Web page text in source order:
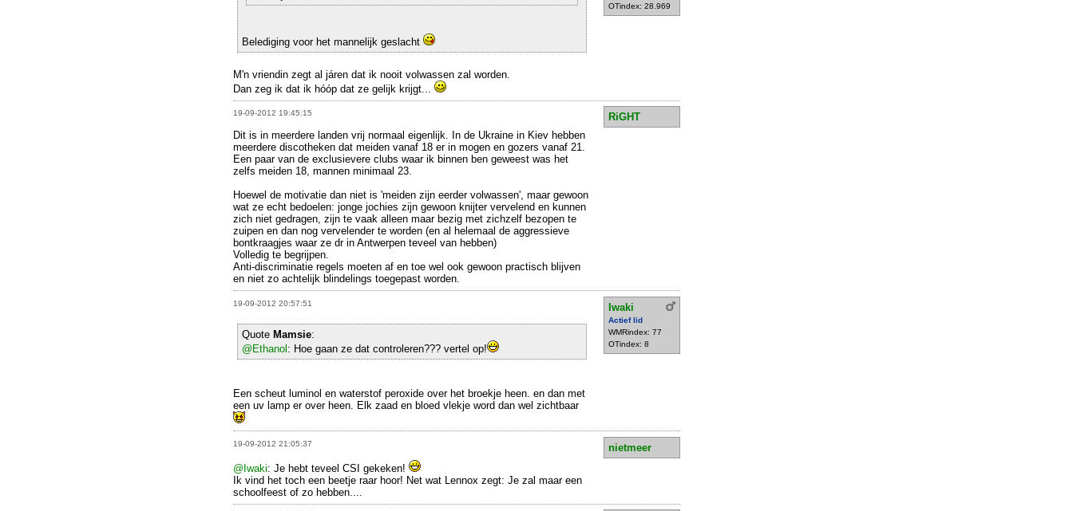
OTindex: 28.969
Belediging voor het mannelijk geslacht
M'n vriendin zegt al járen dat ik nooit volwassen zal worden.
Dan zeg ik dat ik hóóp dat ze gelijk krijgt...
19-09-2012 19:45:15
RiGHT
Dit is in meerdere landen vrij normaal eigenlijk. In de Ukraine in Kiev hebben
meerdere discotheken dat meiden vanaf 18 er in mogen en gozers vanaf 21.
Een paar van de exclusievere clubs waar ik binnen ben geweest was het
zelfs meiden 18, mannen minimaal 23.
Hoewel de motivatie dan niet is 'meiden zijn eerder volwassen', maar gewoon
wat ze echt bedoelen: jonge jochies zijn gewoon knijter vervelend en kunnen
zich niet gedragen, zijn te vaak alleen maar bezig met zichzelf bezopen te
zuipen en dan nog vervelender te worden (en al helemaal de aggressieve
bontkraagjes waar ze dr in Antwerpen teveel van hebben)
Volledig te begrijpen.
Anti-discriminatie regels moeten af en toe wel ook gewoon practisch blijven
en niet zo achtelijk blindelings toegepast worden.
19-09-2012 20:57:51 Iwaki
Actief lid
WMRindex: 77
OTindex: 8
Quote Mamsie:
@Ethanol: Hoe gaan ze dat controleren??? vertel op!
Een scheut luminol en waterstof peroxide over het broekje heen. en dan met
een uv lamp er over heen. Elk zaad en bloed vlekje word dan wel zichtbaar
19-09-2012 21:05:37
nietmeer
@Iwaki: Je hebt teveel CSI gekeken!
Ik vind het toch een beetje raar hoor! Net wat Lennox zegt: Je zal maar een
schoolfeest of zo hebben....